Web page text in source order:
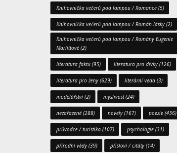
Knihovnička večerů pod lampou / Romance (5)
Knihovnička večerů pod lampou / Román lásky (2)
Knihovnička večerů pod lampou / Romány Eugenie
Marlittové (2)
literatura faktu (95) literatura pro dívky (126)
literatura pro ženy (629) literární věda (3)
modelářství(2) myslivost(24)
nezařazené (288) novely (167) poezie (436)
průvodce / turistika (107) psychologie (31)
přírodní vědy (39) přísloví / citáty (14)